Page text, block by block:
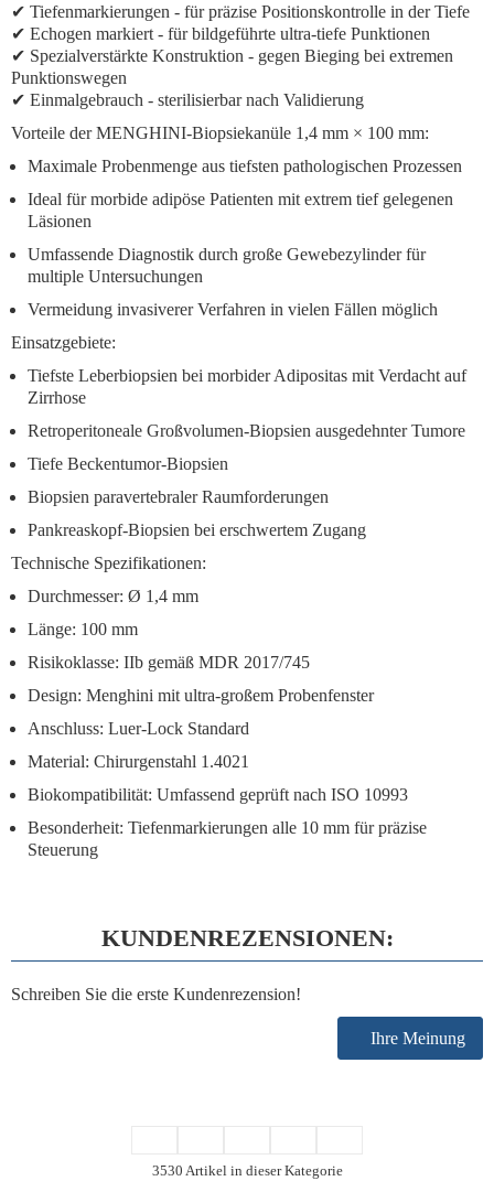
✔ Tiefenmarkierungen - für präzise Positionskontrolle in der Tiefe
✔ Echogen markiert - für bildgeführte ultra-tiefe Punktionen
✔ Spezialverstärkte Konstruktion - gegen Bieging bei extremen
Punktionswegen
✔ Einmalgebrauch - sterilisierbar nach Validierung
Vorteile der MENGHINI-Biopsiekanüle 1,4 mm × 100 mm:
Maximale Probenmenge aus tiefsten pathologischen Prozessen
Ideal für morbide adipöse Patienten mit extrem tief gelegenen
Läsionen
Umfassende Diagnostik durch große Gewebezylinder für
multiple Untersuchungen
Vermeidung invasiverer Verfahren in vielen Fällen möglich
Einsatzgebiete:
Tiefste Leberbiopsien bei morbider Adipositas mit Verdacht auf
Zirrhose
Retroperitoneale Großvolumen-Biopsien ausgedehnter Tumore
Tiefe Beckentumor-Biopsien
Biopsien paravertebraler Raumforderungen
Pankreaskopf-Biopsien bei erschwertem Zugang
Technische Spezifikationen:
Durchmesser: Ø 1,4 mm
Länge: 100 mm
Risikoklasse: IIb gemäß MDR 2017/745
Design: Menghini mit ultra-großem Probenfenster
Anschluss: Luer-Lock Standard
Material: Chirurgenstahl 1.4021
Biokompatibilität: Umfassend geprüft nach ISO 10993
Besonderheit: Tiefenmarkierungen alle 10 mm für präzise
Steuerung
KUNDENREZENSIONEN:
Schreiben Sie die erste Kundenrezension!
Ihre Meinung
3530 Artikel in dieser Kategorie